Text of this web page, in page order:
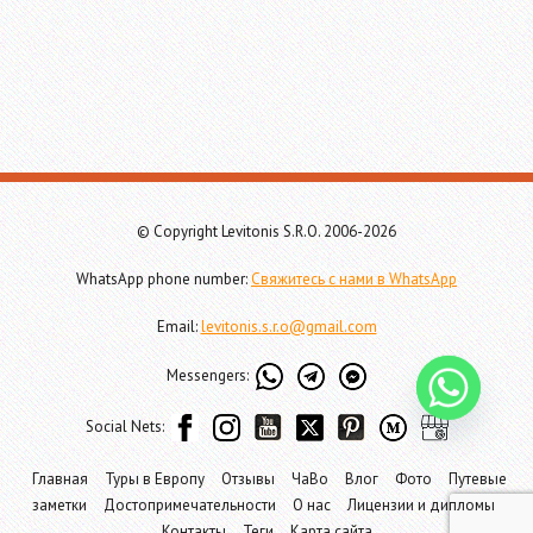
© Copyright Levitonis S.R.O. 2006-2026
WhatsApp phone number:Свяжитесь с нами в WhatsApp
Email:levitonis.s.r.o@gmail.com
Messengers:
Social Nets:
Главная Туры в Европу Отзывы ЧаВо Влог Фото
Путевые
заметки
Достопримечательности О нас
Лицензии и дипломы